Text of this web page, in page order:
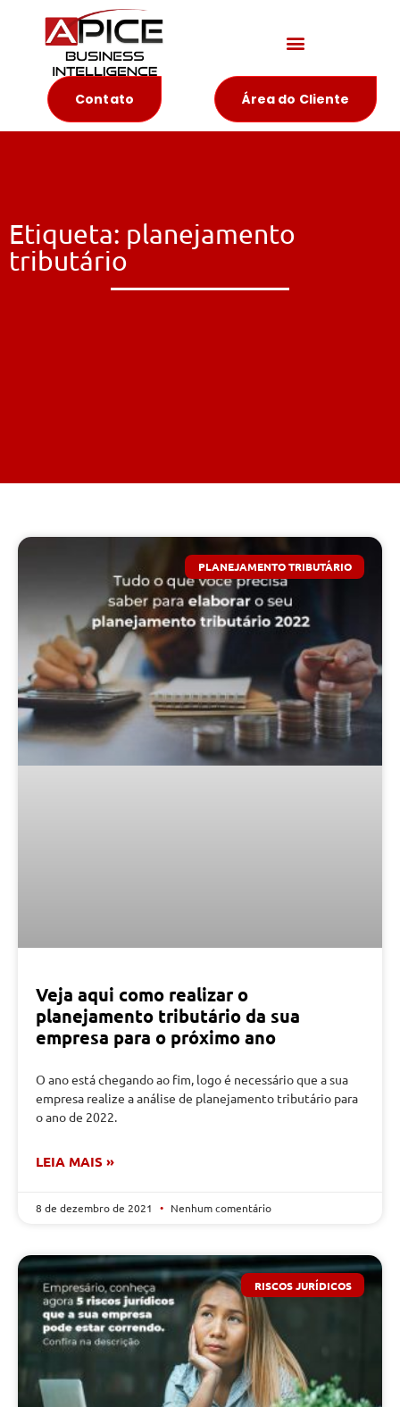
Contato Área do Cliente
Etiqueta: planejamento
tributário
PLANEJAMENTO TRIBUTÁRIO
Veja aqui como realizar o
planejamento tributário da sua
empresa para o próximo ano
O ano está chegando ao fim, logo é necessário que a sua
empresa realize a análise de planejamento tributário para
o ano de 2022.
LEIA MAIS »
8 de dezembro de 2021 Nenhum comentário
RISCOS JURÍDICOS